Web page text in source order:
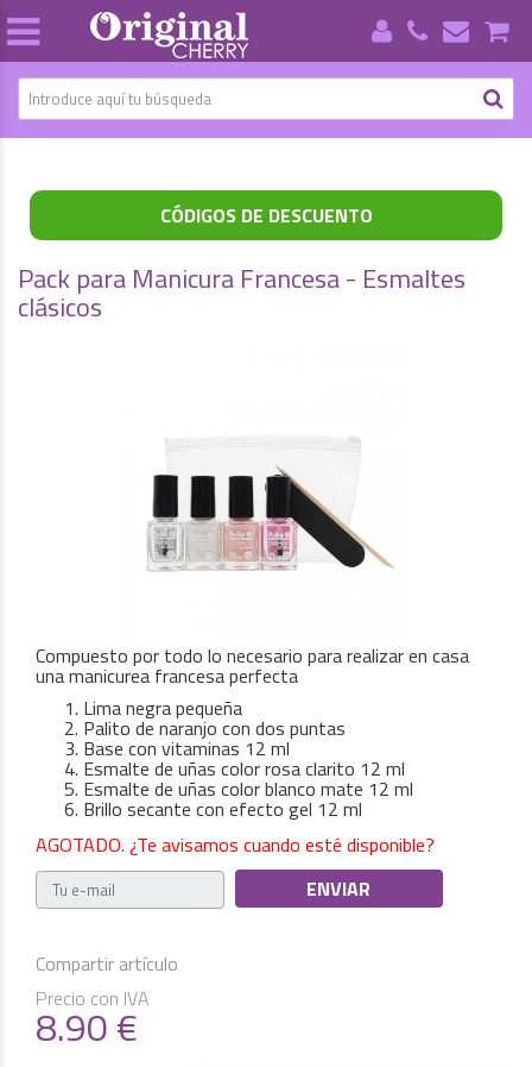
CÓDIGOS DE DESCUENTO
Pack para Manicura Francesa - Esmaltes
clásicos
Compuesto por todo lo necesario para realizar en casa
una manicurea francesa perfecta
Lima negra pequeña
Palito de naranjo con dos puntas
Base con vitaminas 12 ml
Esmalte de uñas color rosa clarito 12 ml
Esmalte de uñas color blanco mate 12 ml
Brillo secante con efecto gel 12 ml
AGOTADO. ¿Te avisamos cuando esté disponible?
Compartir artículo
Precio con IVA
8.90€